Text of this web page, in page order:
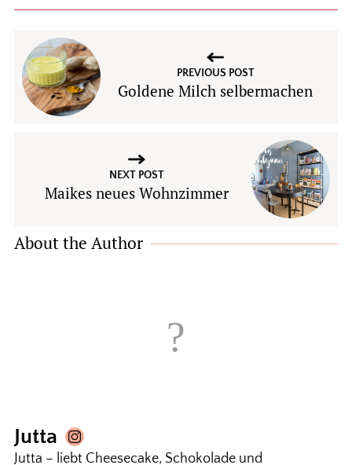
PREVIOUS POST
Goldene Milch selbermachen
NEXT POST
Maikes neues Wohnzimmer
About the Author
Jutta
Jutta – liebt Cheesecake, Schokolade und